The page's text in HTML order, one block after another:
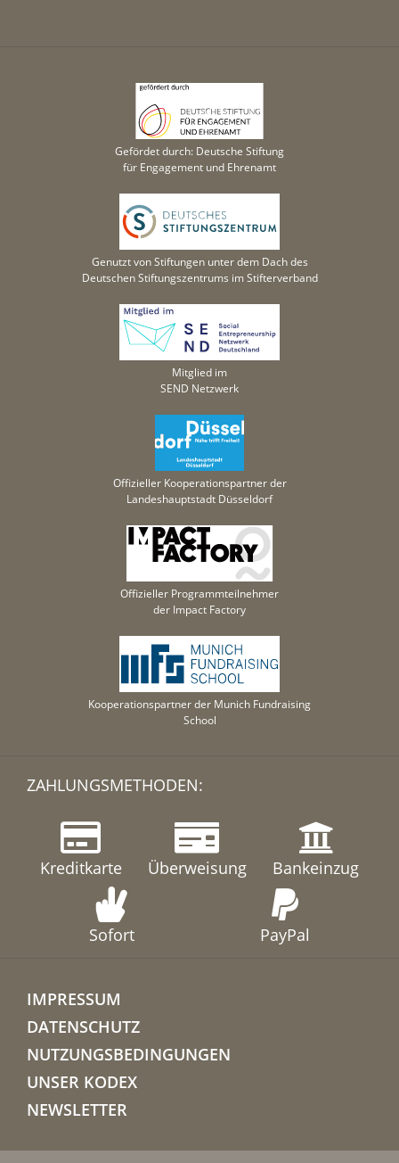
Gefördet durch: Deutsche Stiftung
für Engagement und Ehrenamt
Genutzt von Stiftungen unter dem Dach des
Deutschen Stiftungszentrums im Stifterverband
Mitglied im
SEND Netzwerk
Offizieller Kooperationspartner der
Landeshauptstadt Düsseldorf
Offizieller Programmteilnehmer
der Impact Factory
Kooperationspartner der Munich Fundraising
School
ZAHLUNGSMETHODEN:
Kreditkarte Überweisung Bankeinzug
Sofort PayPal
IMPRESSUM
DATENSCHUTZ
NUTZUNGSBEDINGUNGEN
UNSER KODEX
NEWSLETTER